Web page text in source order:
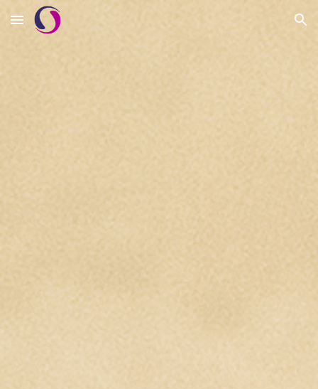
Skip to main content Skip to navigation